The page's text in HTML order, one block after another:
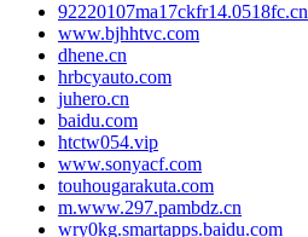
92220107ma17ckfr14.0518fc.cn
www.bjhhtvc.com
dhene.cn
hrbcyauto.com
juhero.cn
baidu.com
htctw054.vip
www.sonyacf.com
touhougarakuta.com
m.www.297.pambdz.cn
wry0kg.smartapps.baidu.com